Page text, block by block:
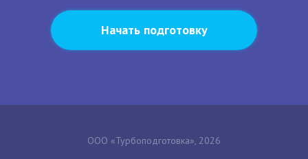
Начать подготовку
ООО «Турбоподготовка», 2026